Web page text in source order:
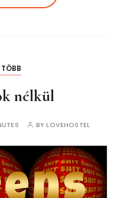
TÖBB
nélkül
BYLOVEHOSTEL